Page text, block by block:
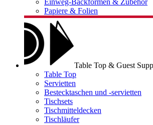
Einweg-Backformen & Zubehör
Papiere & Folien
Table Top & Guest
Table Top
Servietten
Bestecktaschen und -servietten
Tischsets
Tischmitteldecken
Tischläufer